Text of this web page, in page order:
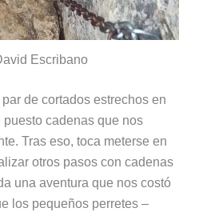
Escribano
de cortados estrechos en
puesto cadenas que nos
Tras eso, toca meterse en
otros pasos con cadenas
una aventura que nos costó
los pequeños perretes –